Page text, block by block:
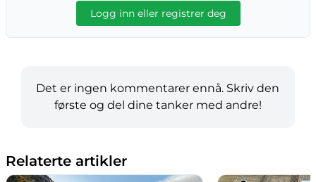
Logg inn eller registrer deg
Det er ingen kommentarer ennå. Skriv den
første og del dine tanker med andre!
Relaterte artikler